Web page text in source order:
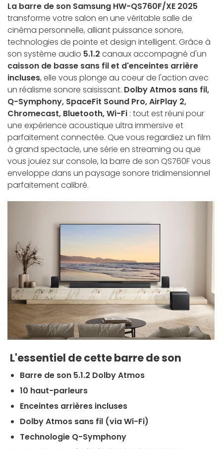
La barre de son Samsung HW-QS760F/XE 2025
transforme votre salon en une véritable salle de
cinéma personnelle, alliant puissance sonore,
technologies de pointe et design intelligent. Grâce à
son système audio 5.1.2 canaux accompagné d'un
caisson de basse sans fil et d'enceintes arrière
incluses, elle vous plonge au coeur de l'action avec
un réalisme sonore saisissant. Dolby Atmos sans fil,
Q-Symphony, SpaceFit Sound Pro, AirPlay 2,
Chromecast, Bluetooth, Wi-Fi : tout est réuni pour
une expérience acoustique ultra immersive et
parfaitement connectée. Que vous regardiez un film
à grand spectacle, une série en streaming ou que
vous jouiez sur console, la barre de son QS760F vous
enveloppe dans un paysage sonore tridimensionnel
parfaitement calibré.
L'essentiel de cette barre de son
Barre de son 5.1.2 Dolby Atmos
10 haut-parleurs
Enceintes arrières incluses
Dolby Atmos sans fil (via Wi-Fi)
Technologie Q-Symphony